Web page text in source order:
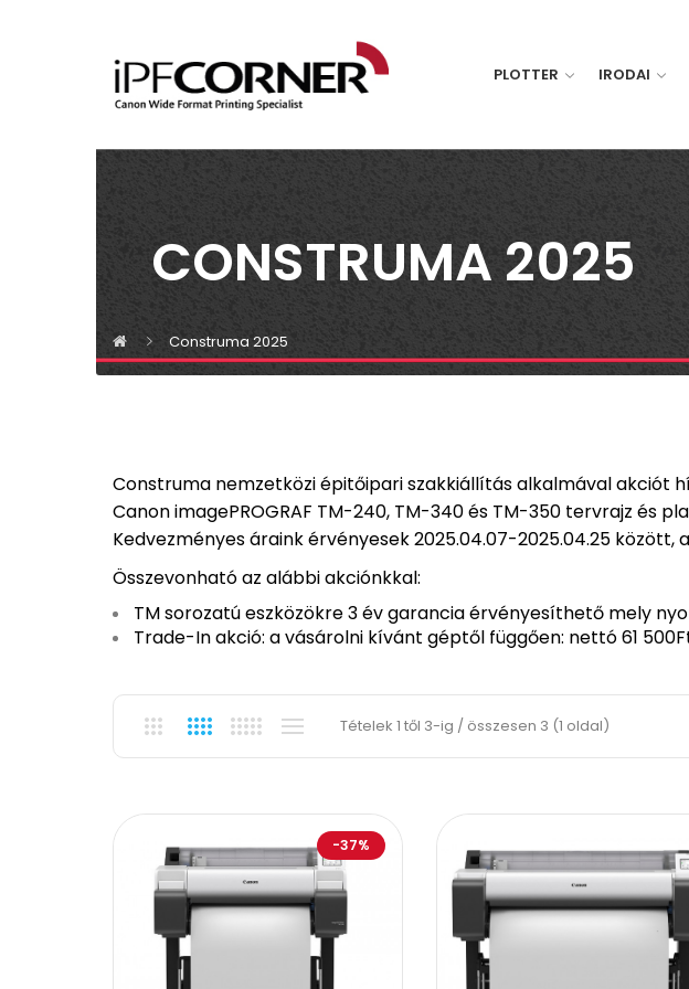
PLOTTER IRODAI
CONSTRUMA 2025
Construma 2025
Construma nemzetközi épitőipari szakkiállítás alkalmával akciót
Canon imagePROGRAF TM-240, TM-340 és TM-350 tervrajz és
Kedvezményes áraink érvényesek 2025.04.07-2025.04.25 között,
Összevonható az alábbi akciónkkal:
TM sorozatú eszközökre 3 év garancia érvényesíthető mely
Trade-In akció: a vásárolni kívánt géptől függően: nettó 61
Tételek 1 től 3-ig / összesen 3 (1 oldal)
-37%